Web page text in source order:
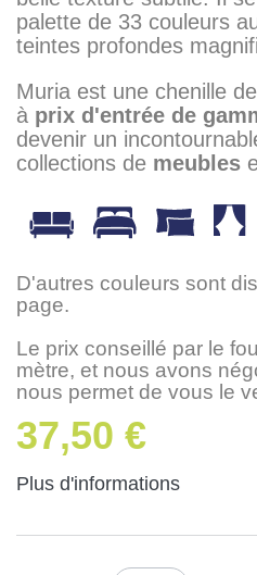
palette de 33 couleurs
teintes profondes
Muria est une chenille de
à prix d'entrée de
devenir un
collections de meubles
D'autres couleurs sont
page.
Le prix conseillé par le
mètre, et nous avons
nous permet de vous le
37,50 €
Plus d'informations